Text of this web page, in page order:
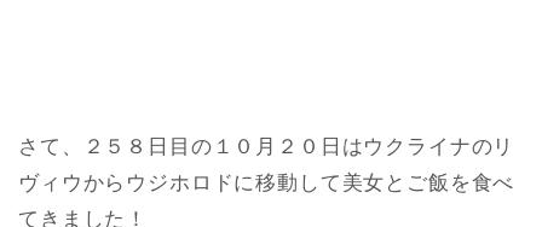
さて、２５８日目の１０月２０日はウクライナのリ
ヴィウからウジホロドに移動して美女とご飯を食べ
てきました！